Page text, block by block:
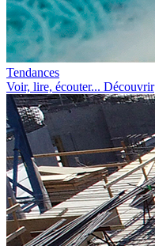
Tendances
Voir, lire, écouter... Découvrir